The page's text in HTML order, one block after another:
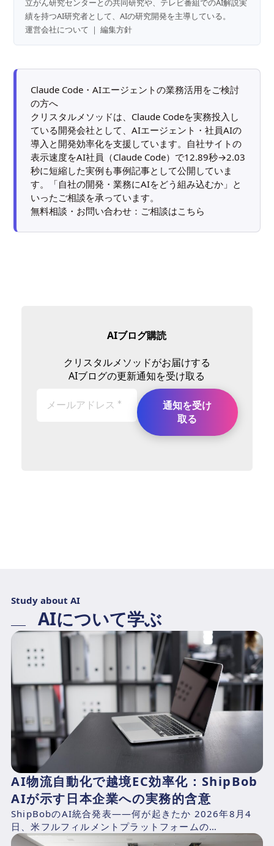
立がん研究センターとの共同研究や、テレビ番組でのAI解説実
績を持つAI研究者として、AIの研究開発を主導している。
運営会社について ｜編集方針
Claude Code・AIエージェントの業務活用をご検討
の方へ
クリスタルメソッドは、Claude Codeを実務投入し
ている開発会社として、AIエージェント・社員AIの
導入と開発効率化を支援しています。自社サイトの
表示速度をAI社員（Claude Code）で12.89秒→2.03
秒に短縮した実例も事例記事として公開していま
す。「自社の開発・業務にAIをどう組み込むか」と
いったご相談を承っています。
無料相談・お問い合わせ： ご相談はこちら
AIブログ購読
クリスタルメソッドがお届けする
AIブログの更新通知を受け取る
Study about AI
AIについて学ぶ
AI物流自動化で越境EC効率化：ShipBob
AIが示す日本企業への実務的含意
ShipBobのAI統合発表——何が起きたか 2026年8月4
日、米フルフィルメントプラットフォームの
ShipBob（本社：シカゴ、2014年創業、CEO：Dh...